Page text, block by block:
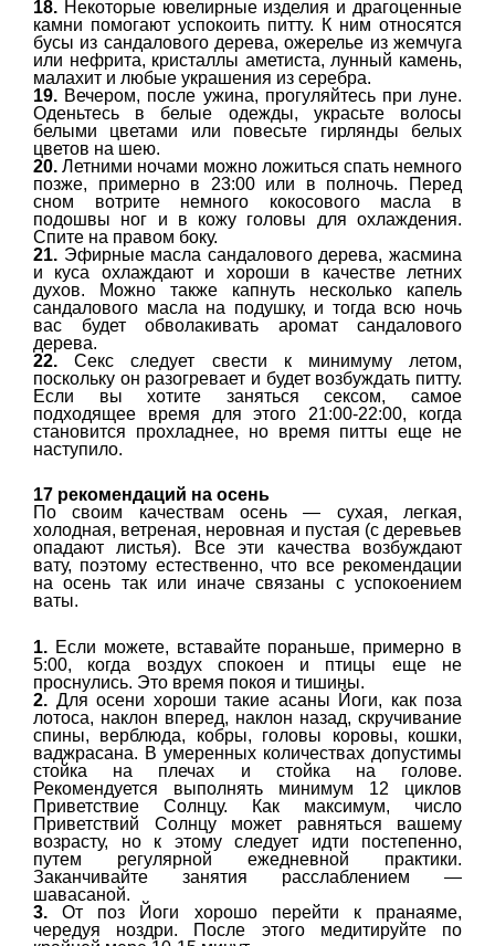
18. Некоторые ювелирные изделия и драгоценные
камни помогают успокоить питту. К ним относятся
бусы из сандалового дерева, ожерелье из жемчуга
или нефрита, кристаллы аметиста, лунный камень,
малахит и любые украшения из серебра.
19. Вечером, после ужина, прогуляйтесь при луне.
Оденьтесь в белые одежды, украсьте волосы
белыми цветами или повесьте гирлянды белых
цветов на шею.
20. Летними ночами можно ложиться спать немного
позже, примерно в 23:00 или в полночь. Перед
сном вотрите немного кокосового масла в
подошвы ног и в кожу головы для охлаждения.
Спите на правом боку.
21. Эфирные масла сандалового дерева, жасмина
и куса охлаждают и хороши в качестве летних
духов. Можно также капнуть несколько капель
сандалового масла на подушку, и тогда всю ночь
вас будет обволакивать аромат сандалового
дерева.
22. Секс следует свести к минимуму летом,
поскольку он разогревает и будет возбуждать питту.
Если вы хотите заняться сексом, самое
подходящее время для этого 21:00-22:00, когда
становится прохладнее, но время питты еще не
наступило.
17 рекомендаций на осень
По своим качествам осень — сухая, легкая,
холодная, ветреная, неровная и пустая (с деревьев
опадают листья). Все эти качества возбуждают
вату, поэтому естественно, что все рекомендации
на осень так или иначе связаны с успокоением
ваты.
1. Если можете, вставайте пораньше, примерно в
5:00, когда воздух спокоен и птицы еще не
проснулись. Это время покоя и тишины.
2. Для осени хороши такие асаны Йоги, как поза
лотоса, наклон вперед, наклон назад, скручивание
спины, верблюда, кобры, головы коровы, кошки,
ваджрасана. В умеренных количествах допустимы
стойка на плечах и стойка на голове.
Рекомендуется выполнять минимум 12 циклов
Приветствие Солнцу. Как максимум, число
Приветствий Солнцу может равняться вашему
возрасту, но к этому следует идти постепенно,
путем регулярной ежедневной практики.
Заканчивайте занятия расслаблением —
шавасаной.
3. От поз Йоги хорошо перейти к пранаяме,
чередуя ноздри. После этого медитируйте по